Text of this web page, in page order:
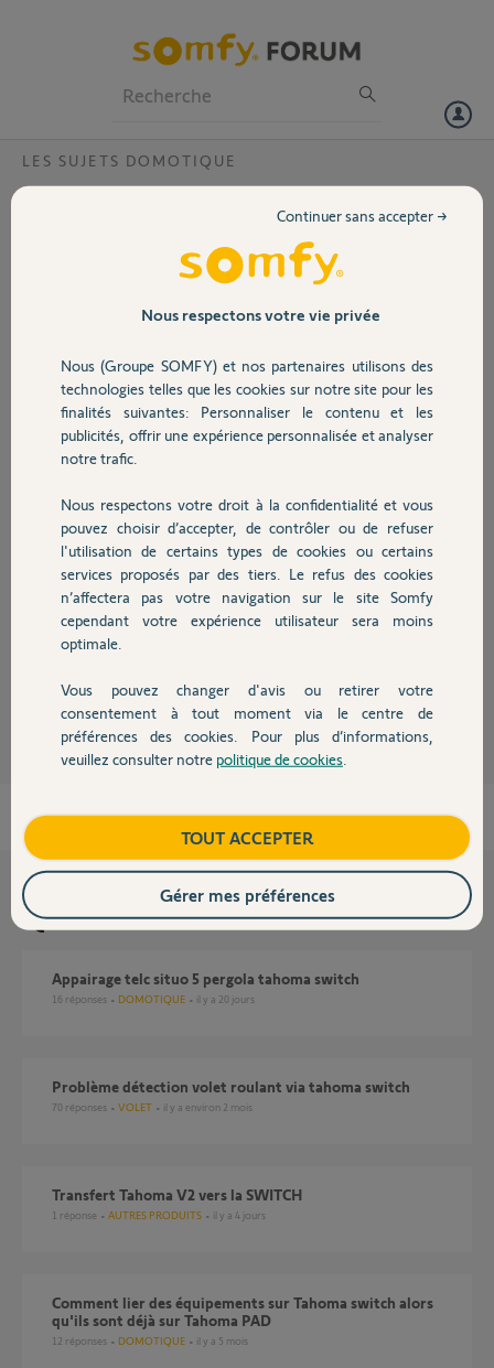
Volet
Sécurité
Domotique
Chauffage
Autres produits
Devis avec un pro
Contact
LES SUJETS DOMOTIQUE
appairement de prise programmables par
lorsque je fait la manip d'appairage sur une de mes prises le système
me trouve 7 thermostats programmable .
Merci,
BERNARD L.
il y a 3 mois
Participer au fil de discussion
Réponses
Bonsoir
Quelle référence la prise ?
JACKY M. il y a 3 mois
Questions liées
Appairage telc situo 5 pergola tahoma switch
16 réponses DOMOTIQUE il y a 20 jours
Problème détection volet roulant via tahoma switch
70 réponses VOLET il y a environ 2 mois
Transfert Tahoma V2 vers la SWITCH
1 réponse AUTRES PRODUITS il y a 4 jours
Comment lier des équipements sur Tahoma switch alors
qu'ils sont déjà sur Tahoma PAD
12 réponses DOMOTIQUE il y a 5 mois
Nous respectons votre vie privée
Nous (Groupe SOMFY) et nos partenaires utilisons des
technologies telles que les cookies sur notre site pour les
finalités suivantes: Personnaliser le contenu et les
publicités, offrir une expérience personnalisée et analyser
notre trafic.
Nous respectons votre droit à la confidentialité et vous
pouvez choisir d’accepter, de contrôler ou de refuser
l'utilisation de certains types de cookies ou certains
services proposés par des tiers. Le refus des cookies
n’affectera pas votre navigation sur le site Somfy
cependant votre expérience utilisateur sera moins
optimale.
Vous pouvez changer d'avis ou retirer votre
consentement à tout moment via le centre de
préférences des cookies. Pour plus d’informations,
veuillez consulter notre politique de cookies
Continuer sans accepter →
TOUT ACCEPTER
Gérer mes préférences